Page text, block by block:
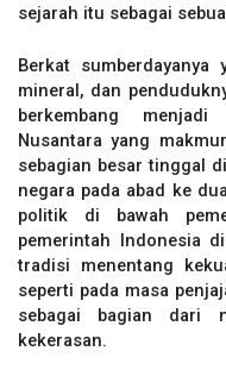
sejarah itu sebagai
Berkat
mineral, dan
berkembang menjadi
Nusantara yang
sebagian besar tinggal
negara pada abad ke
politik di bawah
pemerintah Indonesia
tradisi menentang
seperti pada masa
sebagai bagian dari
kekerasan.